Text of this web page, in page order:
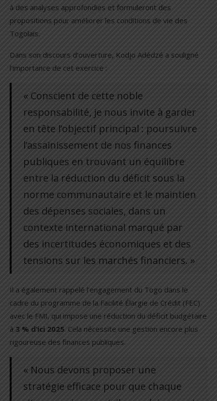
à des analyses approfondies et formuleront des
propositions pour améliorer les conditions de vie des
Togolais.
Dans son discours d’ouverture, Kodjo Adédzé a souligné
l’importance de cet exercice :
« Conscient de cette noble
responsabilité, je nous invite à garder
en tête l’objectif principal : poursuivre
l’assainissement de nos finances
publiques en trouvant un équilibre
entre la réduction du déficit sous la
norme communautaire et le maintien
des dépenses sociales, dans un
contexte international marqué par
des incertitudes économiques et des
tensions sur les marchés financiers. »
Il a également rappelé l’engagement du Togo dans le
cadre du programme de la Facilité Élargie de Crédit (FEC)
avec le FMI, qui impose une réduction du déficit budgétaire
à 3 % d’ici 2025. Cela nécessite une gestion encore plus
rigoureuse des finances publiques.
« Nous devons proposer une
stratégie efficace pour que chaque